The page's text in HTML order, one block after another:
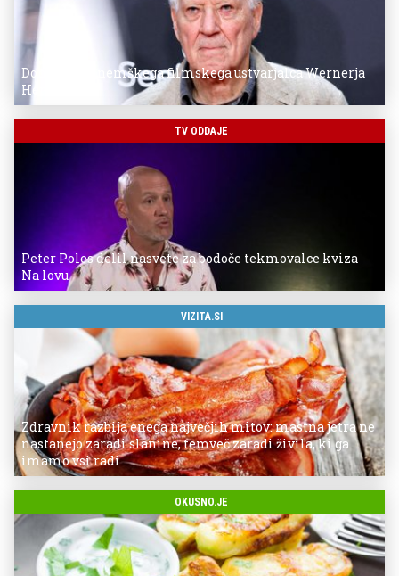
Donostia za nemškega filmskega ustvarjalca Wernerja
Herzoga
TV ODDAJE
Peter Poles delil nasvete za bodoče tekmovalce kviza
Na lovu
VIZITA.SI
Zdravnik razbija enega največjih mitov: mastna jetra ne
nastanejo zaradi slanine, temveč zaradi živila, ki ga
imamo vsi radi
OKUSNO.JE